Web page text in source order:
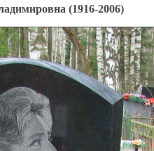
(1916-2006)